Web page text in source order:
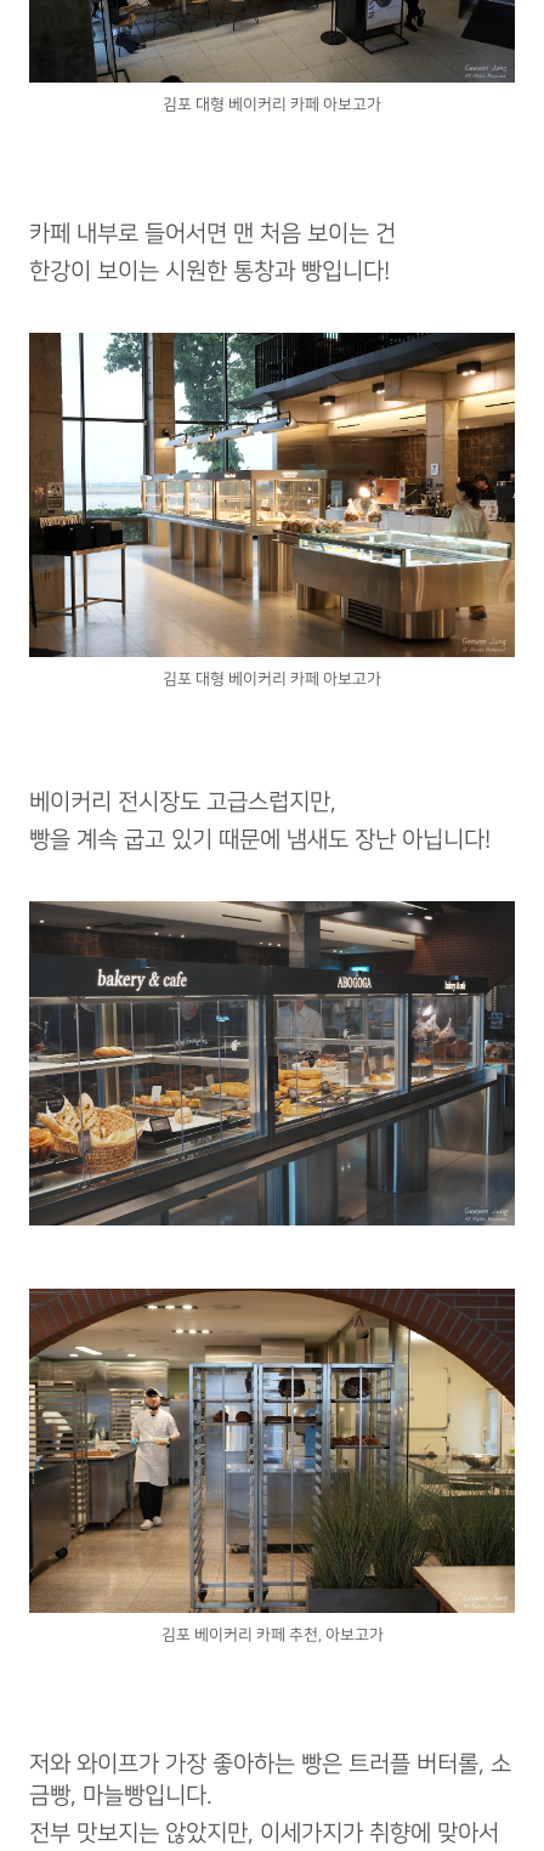
김포 대형 베이커리 카페 아보고가
카페 내부로 들어서면 맨 처음 보이는 건
한강이 보이는 시원한 통창과 빵입니다!
김포 대형 베이커리 카페 아보고가
베이커리 전시장도 고급스럽지만,
빵을 계속 굽고 있기 때문에 냄새도 장난 아닙니다!
김포 베이커리 카페 추천, 아보고가
저와 와이프가 가장 좋아하는 빵은 트러플 버터롤, 소
금빵, 마늘빵입니다.
전부 맛보지는 않았지만, 이세가지가 취향에 맞아서